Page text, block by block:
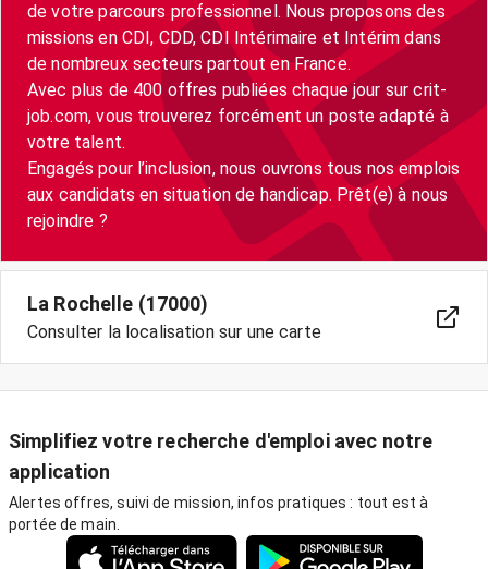
de votre parcours professionnel. Nous proposons des
missions en CDI, CDD, CDI Intérimaire et Intérim dans
de nombreux secteurs partout en France.
Avec plus de 400 offres publiées chaque jour sur crit-
job.com, vous trouverez forcément un poste adapté à
votre talent.
Engagés pour l’inclusion, nous ouvrons tous nos emplois
aux candidats en situation de handicap. Prêt(e) à nous
La Rochelle (17000)
Consulter la localisation sur une carte
Simplifiez votre recherche d'emploi avec notre
application
Alertes offres, suivi de mission, infos pratiques : tout est à
portée de main.